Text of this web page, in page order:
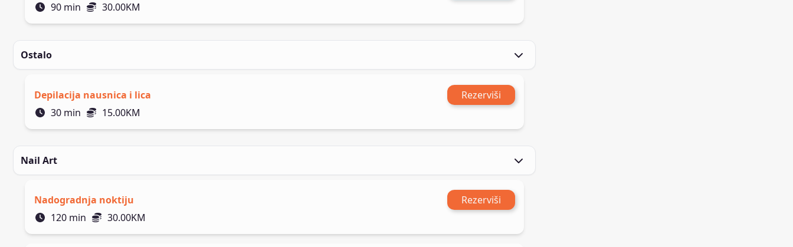
90 min 30.00KM
Ostalo
Depilacija nausnica i lica
Rezerviši
30 min 15.00KM
Nail Art
Nadogradnja noktiju
Rezerviši
120 min 30.00KM